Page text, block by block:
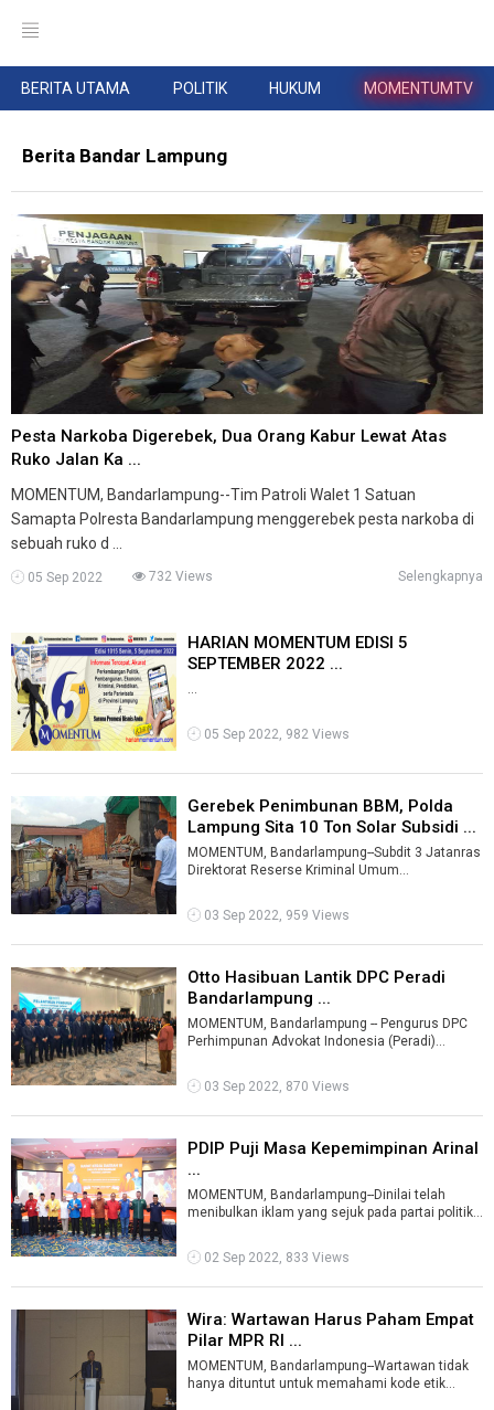
BERITA UTAMA POLITIK HUKUM MOMENTUMTV
Berita Bandar Lampung
Pesta Narkoba Digerebek, Dua Orang Kabur Lewat Atas
Ruko Jalan Ka ...
MOMENTUM, Bandarlampung--Tim Patroli Walet 1 Satuan
Samapta Polresta Bandarlampung menggerebek pesta narkoba di
sebuah ruko d ...
05 Sep 2022 732 Views Selengkapnya
HARIAN MOMENTUM EDISI 5
SEPTEMBER 2022 ...
...
05 Sep 2022, 982 Views
Gerebek Penimbunan BBM, Polda
Lampung Sita 10 Ton Solar Subsidi ...
MOMENTUM, Bandarlampung--Subdit 3 Jatanras
Direktorat Reserse Kriminal Umum
penimbun ...
03 Sep 2022, 959 Views
Otto Hasibuan Lantik DPC Peradi
Bandarlampung ...
MOMENTUM, Bandarlampung -- Pengurus DPC
Perhimpunan Advokat Indonesia (Peradi)
...
03 Sep 2022, 870 Views
PDIP Puji Masa Kepemimpinan Arinal
...
MOMENTUM, Bandarlampung--Dinilai telah
menibulkan iklam yang sejuk pada partai politik
02 Sep 2022, 833 Views
Wira: Wartawan Harus Paham Empat
Pilar MPR RI ...
MOMENTUM, Bandarlampung--Wartawan tidak
hanya dituntut untuk memahami kode etik